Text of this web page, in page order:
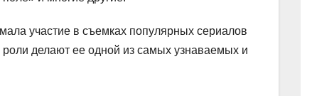
участие в съемках популярных сериалов
делают ее одной из самых узнаваемых и